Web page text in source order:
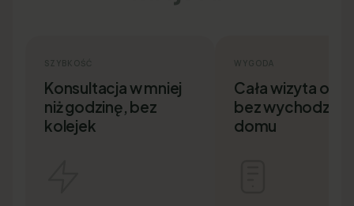
SZYBKOŚĆ
Konsultacja w mniej
niż godzinę, bez
kolejek
WYGODA
Cała wizyta
bez
domu